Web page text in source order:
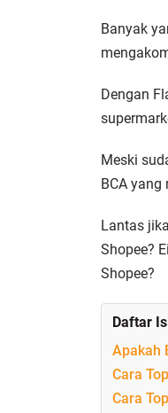
Banyak
Dengan
Meski
BCA
Lantas
Shopee?
Shopee?
Daftar
Apakah
Cara
Cara